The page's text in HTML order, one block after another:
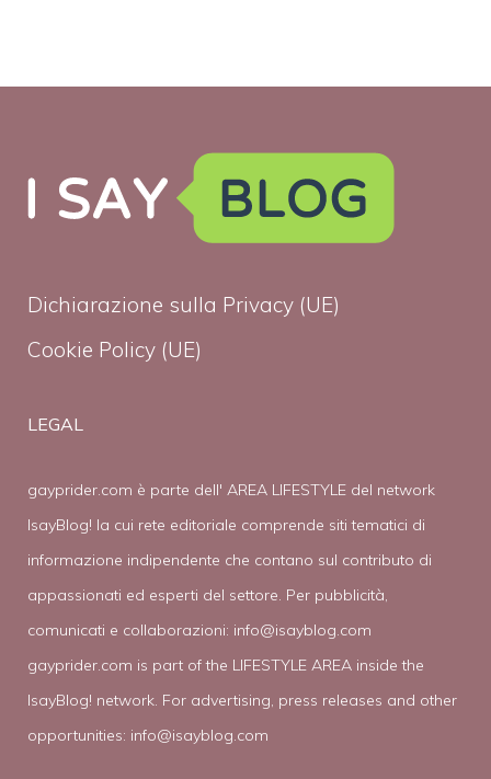
Dichiarazione sulla Privacy (UE)
Cookie Policy (UE)
LEGAL
gayprider.com è parte dell' AREA LIFESTYLE del network
IsayBlog! la cui rete editoriale comprende siti tematici di
informazione indipendente che contano sul contributo di
appassionati ed esperti del settore. Per pubblicità,
comunicati e collaborazioni: info@isayblog.com
gayprider.com is part of the LIFESTYLE AREA inside the
IsayBlog! network. For advertising, press releases and other
opportunities: info@isayblog.com